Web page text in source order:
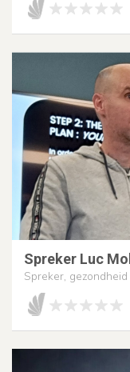
Spreker Luc
Spreker,